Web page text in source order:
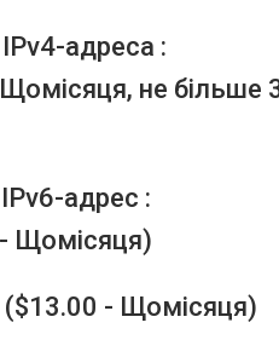
адреса :
не більше
адрес :
Щомісяця)
($13.00 - Щомісяця)